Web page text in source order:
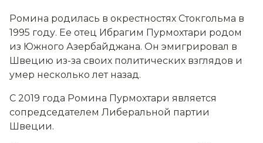
Ромина родилась в окрестностях Стокгольма в
1995 году. Ее отец Ибрагим Пурмохтари родом
из Южного Азербайджана. Он эмигрировал в
Швецию из-за своих политических взглядов и
умер несколько лет назад.
С 2019 года Ромина Пурмохтари является
сопредседателем Либеральной партии
Швеции.